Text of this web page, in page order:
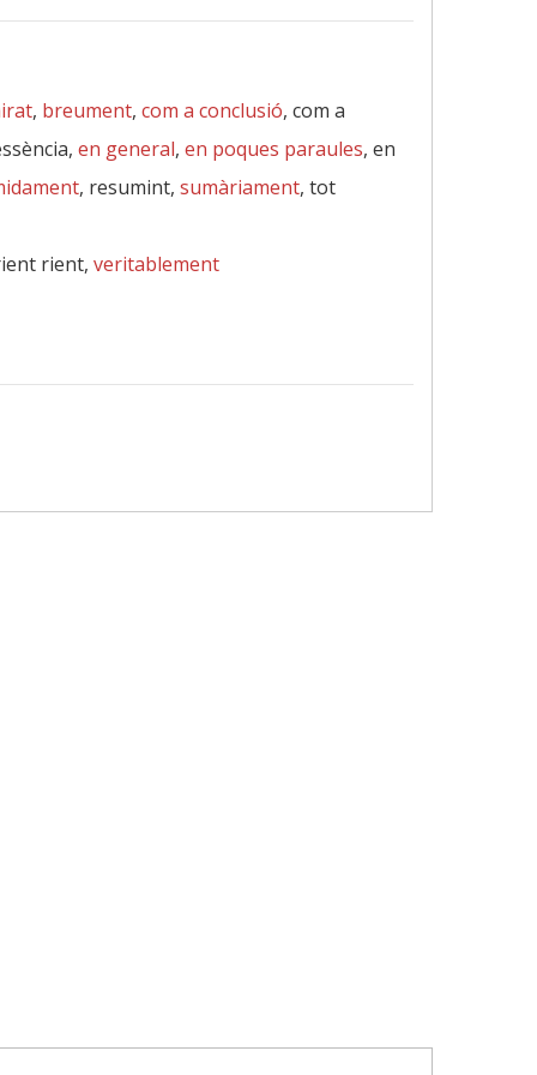
, breument, com a conclusió, com a
en general, en poques paraules, en
, resumint, sumàriament, tot
rient, veritablement